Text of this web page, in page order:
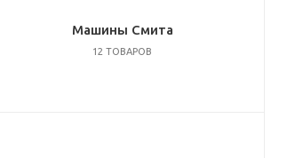
Машины Смита
12 ТОВАРОВ